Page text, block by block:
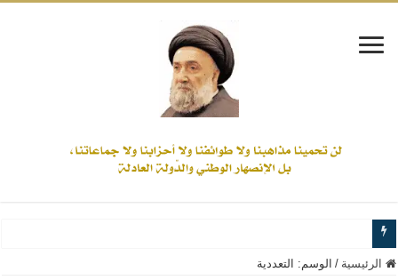
www.alamine.net
الرئيسية / الوسم: التعددية